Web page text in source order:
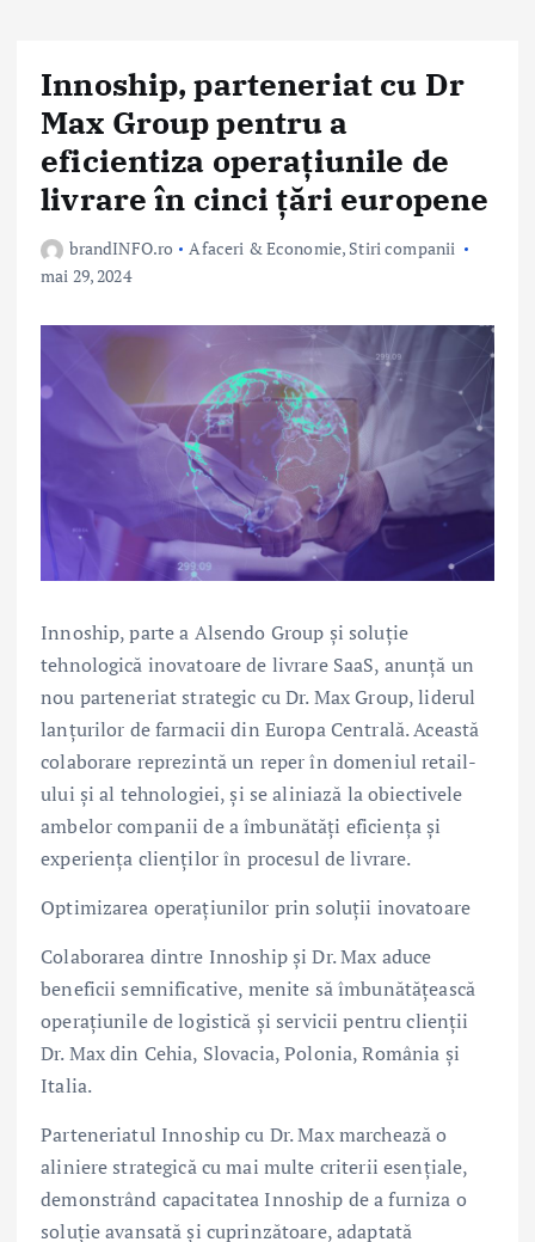
Innoship, parteneriat cu Dr
Max Group pentru a
eficientiza operațiunile de
livrare în cinci țări europene
brandINFO.ro Afaceri & Economie, Stiri companii
mai 29, 2024
Innoship, parte a Alsendo Group și soluție
tehnologică inovatoare de livrare SaaS, anunță un
nou parteneriat strategic cu Dr. Max Group, liderul
lanțurilor de farmacii din Europa Centrală. Această
colaborare reprezintă un reper în domeniul retail-
ului și al tehnologiei, și se aliniază la obiectivele
ambelor companii de a îmbunătăți eficiența și
experiența clienților în procesul de livrare.
Optimizarea operațiunilor prin soluții inovatoare
Colaborarea dintre Innoship și Dr. Max aduce
beneficii semnificative, menite să îmbunătățească
operațiunile de logistică și servicii pentru clienții
Dr. Max din Cehia, Slovacia, Polonia, România și
Italia.
Parteneriatul Innoship cu Dr. Max marchează o
aliniere strategică cu mai multe criterii esențiale,
demonstrând capacitatea Innoship de a furniza o
soluție avansată și cuprinzătoare, adaptată